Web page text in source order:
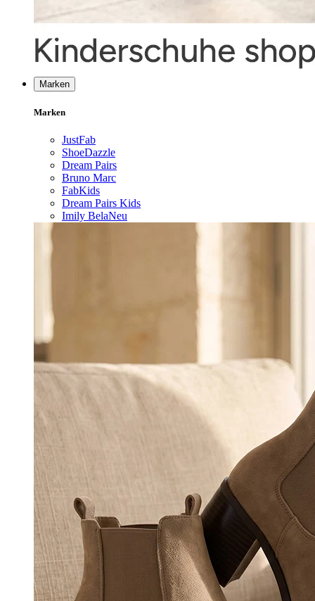
Marken
Marken
JustFab
ShoeDazzle
Dream Pairs
Bruno Marc
FabKids
Dream Pairs Kids
Imily BelaNeu